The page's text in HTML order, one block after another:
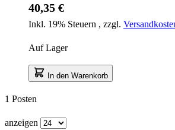
40,35 €
Inkl. 19% Steuern , zzgl.
Auf Lager
In den Warenkorb
1 Posten
anzeigen